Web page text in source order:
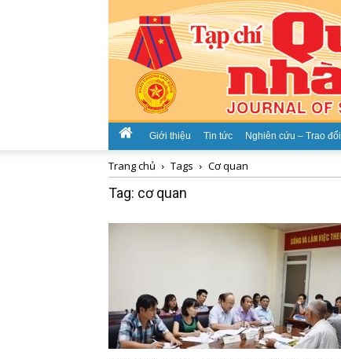
Giới thiệu Tin tức Nghiên cứu – Trao đổi
Trang chủ Tags Cơ quan
Tag: cơ quan